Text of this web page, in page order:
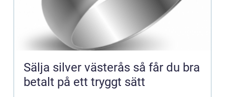
Sälja silver västerås så får du bra
betalt på ett tryggt sätt